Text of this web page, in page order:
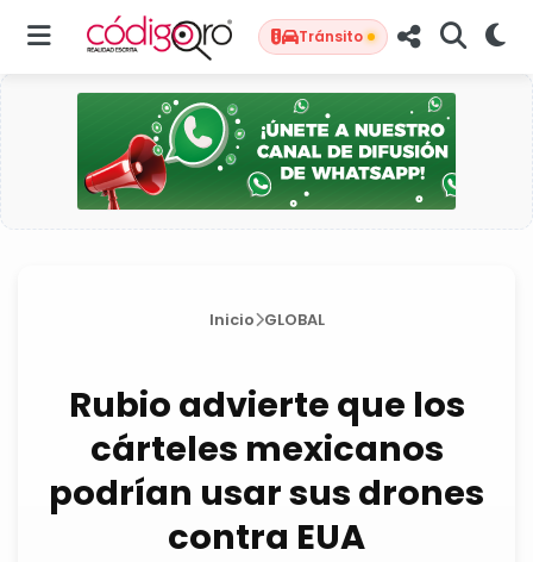
Tránsito
Inicio GLOBAL
Rubio advierte que los
cárteles mexicanos
podrían usar sus drones
contra EUA